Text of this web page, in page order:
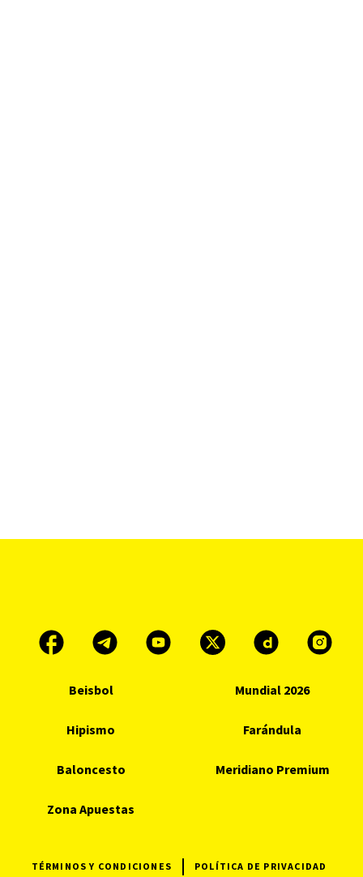
Beisbol Mundial 2026
Hipismo Farándula
Baloncesto Meridiano Premium
Zona Apuestas
TÉRMINOS Y CONDICIONES POLÍTICA DE PRIVACIDAD